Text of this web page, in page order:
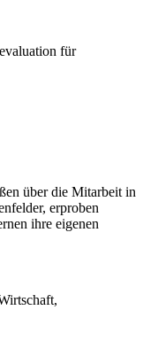
für
über die Mitarbeit in
erproben
ihre eigenen